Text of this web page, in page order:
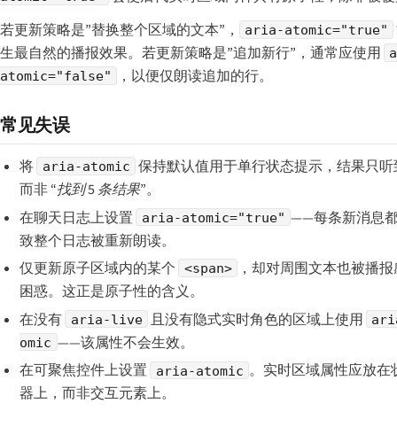
若更新策略是”替换整个区域的文本”，
aria-atomic="true"
生最自然的播报效果。若更新策略是”追加新行”，通常应使用
atomic="false"
，以便仅朗读追加的行。
常见失误
将 aria-atomic 保持默认值用于单行状态提示，结果只
而非“找到 5 条结果”。
在聊天日志上设置
aria-atomic="true" ——每条新消息
致整个日志被重新朗读。
仅更新原子区域内的某个
<span>
，却对周围文本也被播
困惑。这正是原子性的含义。
在没有
aria-live 且没有隐式实时角色的区域上使用
omic ——该属性不会生效。
在可聚焦控件上设置
aria-atomic 。实时区域属性应放在
器上，而非交互元素上。